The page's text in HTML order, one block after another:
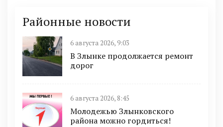
Районные новости
6 августа 2026, 9:03
В Злынке продолжается ремонт
дорог
6 августа 2026, 8:45
Молодежью Злынковского
района можно гордиться!